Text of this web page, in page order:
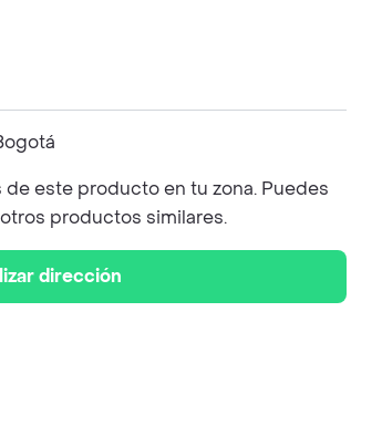
este producto en tu zona. Puedes
productos similares.
dirección